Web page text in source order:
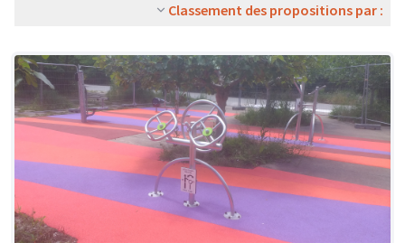
Classement des propositions par :